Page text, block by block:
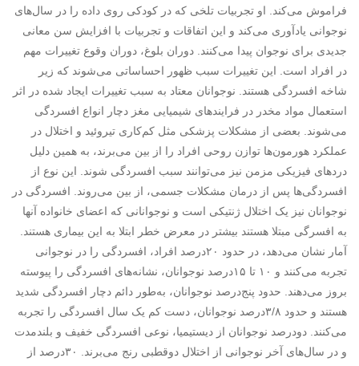
فراموش می‌کند. او تجربیات تلخی که در کودکی روی داده‌ را در سال‌های
نوجوانی یادآوری می‌کند و این اتفاقات و تجربیات با افزایش سن معانی
جدیدی برای نوجوان پیدا می‌کنند. دوران بلوغ، دوران وقوع تغییرات مهم
در افراد است. این تغییرات سبب ظهور احساساتی می‌شوند که زیر
شاخه افسردگی هستند. نوجوانان معتاد به سبب تغییرات ایجاد شده در اثر
استعمال مواد مخدر در فرایندهای شیمیایی مغز دچار انواع افسردگی
می‌شوند. بعضی از مشکلات پزشکی مثل کم‌کاری تیروئید و اختلال در
عملکرد هورمون‌ها توازن روحی افراد را از بین می‌برند، به همین دلیل
دردهای فیزیکی مزمن نیز می‌توانند سبب افسردگی شوند. این نوع از
افسردگی‌ها پس از درمان مشکلات جسمی، از بین می‌روند. افسردگی در
نوجوانان نیز یک اختلال ژنتیکی است و نوجوانانی که اعضای خانواده آنها
به افسرگی مبتلا هستند بیشتر در معرض خطر ابتلا به این بیماری هستند.
آمار نشان می‌دهد، در حدود ۲۰‌درصد افراد، افسردگی را در نوجوانی
تجربه می‌کنند و ۱۰ تا ۱۵‌درصد نوجوانان، نشانه‌های افسردگی را پیوسته
بروز می‌دهند. حدود پنج‌درصد نوجوانان، به‌طور دائم دچار افسردگی شدید
هستند و حدود ۳/۸‌درصد نوجوانان، دست کم یک سال افسردگی را تجربه
می‌کنند. دو‌درصد نوجوانان از دیستیمیا، نوعی افسردگی خفیف و بلندمدت
و در سال‌های آخر نوجوانی از اختلال دوقطبی رنج می‌برند. ۳۰‌درصد از